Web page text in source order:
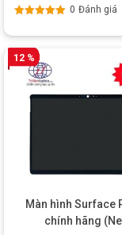
0 Đánh giá
12 %
Màn hình Surface
chính hãng